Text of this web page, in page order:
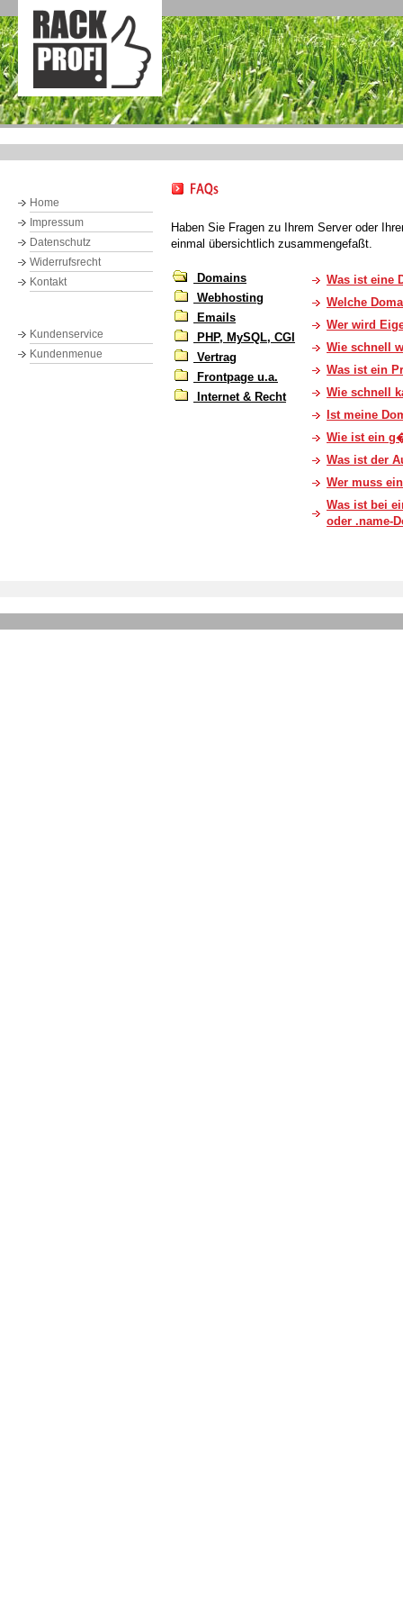
Home
Impressum
Datenschutz
Widerrufsrecht
Kontakt
Kundenservice
Kundenmenue
Haben Sie Fragen zu Ihrem Server oder
einmal übersichtlich zusammengefaßt.
Domains
Webhosting
Emails
PHP, MySQL, CGI
Vertrag
Frontpage u.a.
Internet & Recht
Was ist eine
Welche
Wer wird
Wie schnell
Was ist ein
Wie schnell
Ist meine
Wie ist ein
Was ist der
Wer muss
Was ist bei
oder .name-